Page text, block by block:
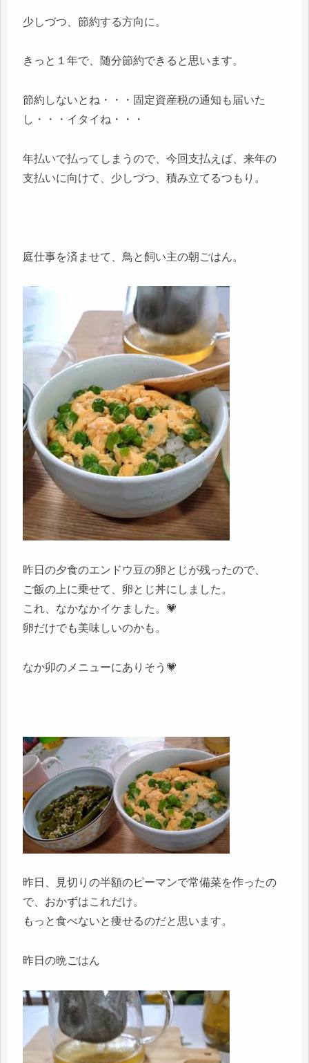
少しづつ、節約する方向に。
きっと１年で、随分節約できると思います。
節約しないとね・・・固定資産税の通知も届いた
し・・・イタイね・・・
年払いで払ってしまうので、今回支払えば、来年の
支払いに向けて、少しづつ、積み立てるつもり。
庭仕事を済ませて、鳥と飼い主の朝ごはん。
昨日の夕食のエンドウ豆の卵とじが残ったので、
ご飯の上に乗せて、卵とじ丼にしました。
これ、なかなかイケました。💗
卵だけでも美味しいのかも。
なか卯のメニューにありそう💗
昨日、見切りの半額のピーマンで常備菜を作ったの
で、おかずはこれだけ。
もっと食べないと痩せるのだと思います。
昨日の晩ごはん